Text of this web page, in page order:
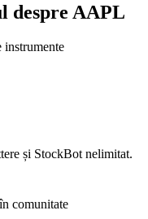
despre AAPL
instrumente
și StockBot nelimitat.
comunitate